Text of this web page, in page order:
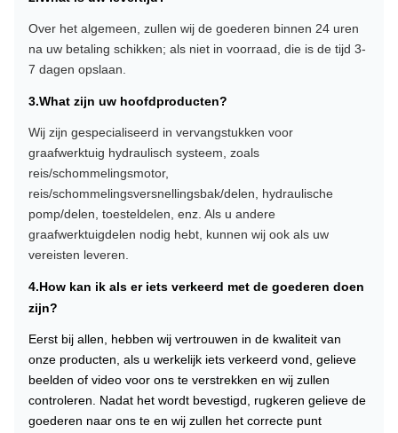
Over het algemeen, zullen wij de goederen binnen 24 uren
na uw betaling schikken; als niet in voorraad, die is de tijd 3-
7 dagen opslaan.
3.What zijn uw hoofdproducten?
Wij zijn gespecialiseerd in vervangstukken voor
graafwerktuig hydraulisch systeem, zoals
reis/schommelingsmotor,
reis/schommelingsversnellingsbak/delen, hydraulische
pomp/delen, toesteldelen, enz. Als u andere
graafwerktuigdelen nodig hebt, kunnen wij ook als uw
vereisten leveren.
4.How kan ik als er iets verkeerd met de goederen doen
zijn?
Eerst bij allen, hebben wij vertrouwen in de kwaliteit van
onze producten, als u werkelijk iets verkeerd vond, gelieve
beelden of video voor ons te verstrekken en wij zullen
controleren. Nadat het wordt bevestigd, rugkeren gelieve de
goederen naar ons te en wij zullen het correcte punt